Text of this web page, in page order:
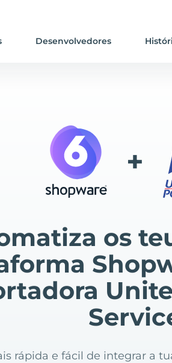
Desenvolvedores
+
os
rápida e fácil de integrar a